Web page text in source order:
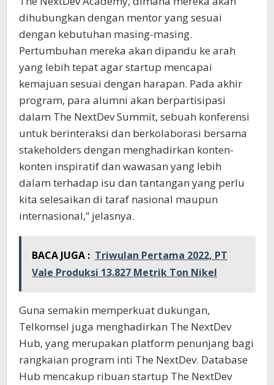
dihubungkan dengan mentor yang sesuai
dengan kebutuhan masing-masing.
Pertumbuhan mereka akan dipandu ke arah
yang lebih tepat agar startup mencapai
kemajuan sesuai dengan harapan. Pada akhir
program, para alumni akan berpartisipasi
dalam The NextDev Summit, sebuah konferensi
untuk berinteraksi dan berkolaborasi bersama
stakeholders dengan menghadirkan konten-
konten inspiratif dan wawasan yang lebih
dalam terhadap isu dan tantangan yang perlu
kita selesaikan di taraf nasional maupun
internasional,” jelasnya.
BACA JUGA : Triwulan Pertama 2022, PT
Vale Produksi 13.827 Metrik Ton Nikel
Guna semakin memperkuat dukungan,
Telkomsel juga menghadirkan The NextDev
Hub, yang merupakan platform penunjang bagi
rangkaian program inti The NextDev. Database
Hub mencakup ribuan startup The NextDev